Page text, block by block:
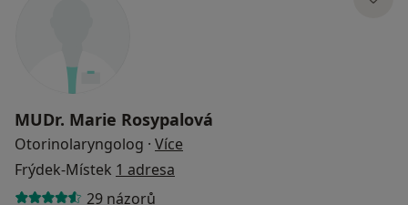
MUDr. Marie Rosypalová
Otorinolaryngolog · Více
Frýdek-Místek 1 adresa
29 názorů